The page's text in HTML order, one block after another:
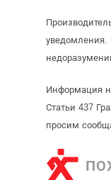
Информация
Статьи 437
просим